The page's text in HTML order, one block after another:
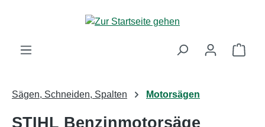
Zum Hauptinhalt springen
Sägen, Schneiden, Spalten Motorsägen
STIHL Benzinmotorsäge